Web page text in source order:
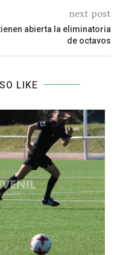
next post
abierta la eliminatoria
de octavos
LIKE